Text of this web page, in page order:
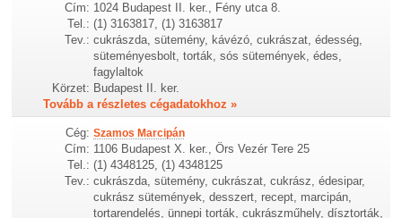
Cím: 1024 Budapest II. ker., Fény utca 8.
Tel.: (1) 3163817, (1) 3163817
Tev.: cukrászda, sütemény, kávézó, cukrászat, édesség,
süteményesbolt, torták, sós sütemények, édes,
fagylaltok
Körzet: Budapest II. ker.
Tovább a részletes cégadatokhoz »
Cég: Szamos Marcipán
Cím: 1106 Budapest X. ker., Örs Vezér Tere 25
Tel.: (1) 4348125, (1) 4348125
Tev.: cukrászda, sütemény, cukrászat, cukrász, édesipar,
cukrász sütemények, desszert, recept, marcipán,
tortarendelés, ünnepi torták, cukrászműhely, dísztorták,